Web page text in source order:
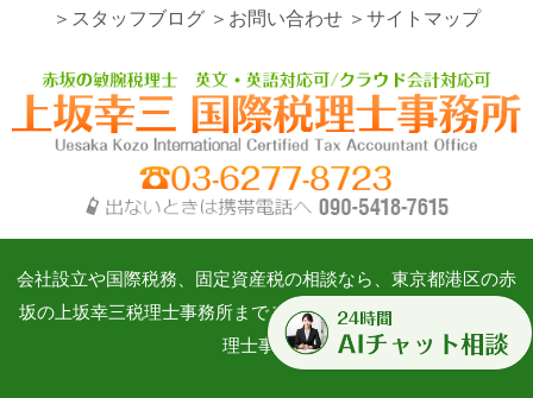
＞スタッフブログ ＞お問い合わせ ＞サイトマップ
会社設立や国際税務、固定資産税の相談なら、東京都港区の赤
坂の上坂幸三税理士事務所までご相談ください。©上坂幸三税
理士事務所